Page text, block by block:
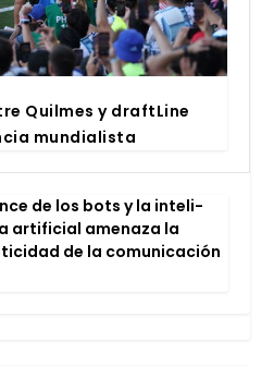
Quil­mes y draftLi­ne
mun­dia­lis­ta
de los bots y la inte­li­
arti­fi­cial ame­na­za la
de la comu­ni­ca­ción